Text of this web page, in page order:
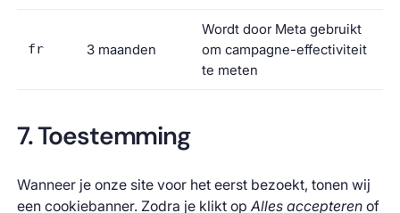
fr 3 maanden
Wordt door Meta gebruikt
om campagne-effectiviteit
te meten
7. Toestemming
Wanneer je onze site voor het eerst bezoekt, tonen wij
een cookiebanner. Zodra je klikt op Alles accepterenof